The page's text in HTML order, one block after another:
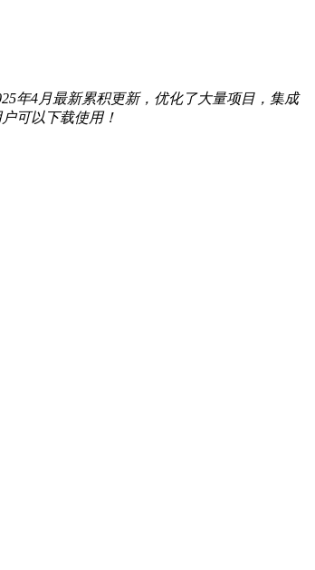
年4月最新累积更新，优化了大量项目，集成
可以下载使用！